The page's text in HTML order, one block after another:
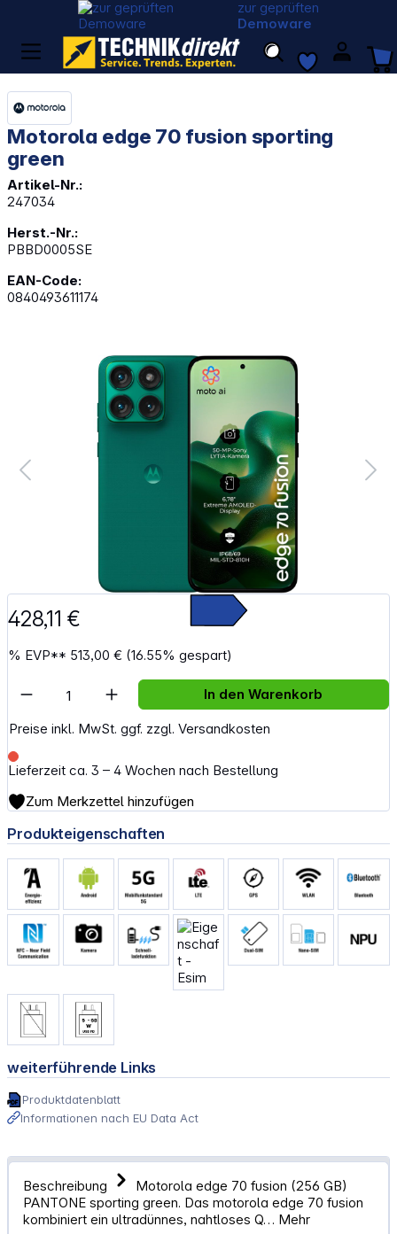
zur geprüften
Demoware
Motorola edge 70 fusion sporting
green
Artikel-Nr.:
247034
Herst.-Nr.:
PBBD0005SE
EAN-Code:
0840493611174
Bildergalerie überspringen
428,11 €
% EVP** 513,00 € (16.55% gespart)
Preise inkl. MwSt. ggf. zzgl. Versandkosten
Lieferzeit ca. 3 – 4 Wochen nach Bestellung
Artikel Anzahl: Gib den gewünschten
In den Warenkorb
Zum Merkzettel hinzufügen
Produkteigenschaften
weiterführende Links
Produktdatenblatt
Informationen nach EU Data Act
Beschreibung
Motorola edge 70 fusion (256 GB)
PANTONE sporting green. Das motorola edge 70 fusion
kombiniert ein ultradünnes, nahtloses Q… Mehr